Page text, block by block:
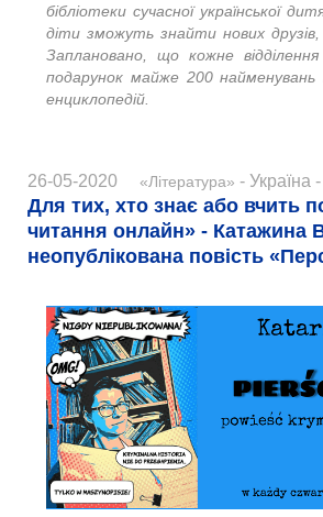
бібліотеки сучасної української
діти зможуть знайти нових
Заплановано, що кожне
подарунок майже 200
енциклопедій.
26-05-2020 «Література» - Україна
Для тих, хто знає або вчить
читання онлайн» - Катажина
неопублікована повість